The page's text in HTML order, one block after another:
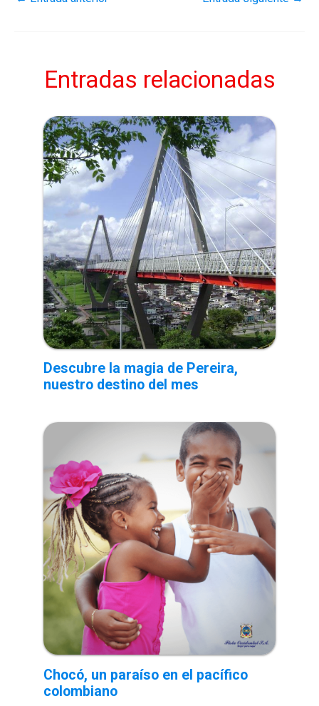
Entradas relacionadas
Descubre la magia de Pereira,
nuestro destino del mes
Chocó, un paraíso en el pacífico
colombiano